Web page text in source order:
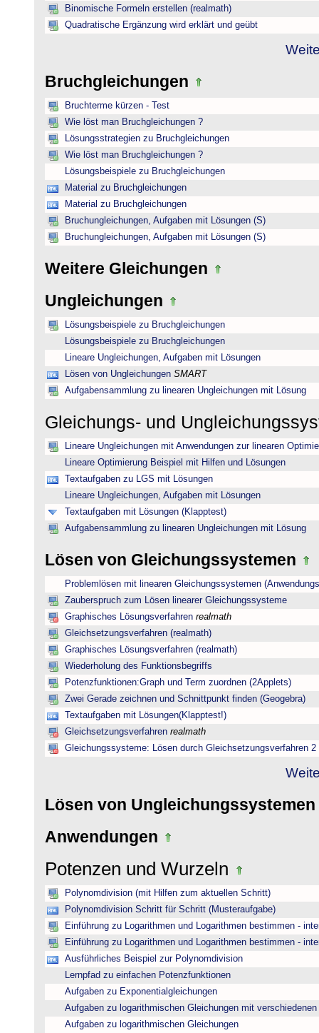
Binomische Formeln erstellen (realmath)
Quadratische Ergänzung wird erklärt und geübt
Bruchgleichungen
Bruchterme kürzen - Test
Wie löst man Bruchgleichungen ?
Lösungsstrategien zu Bruchgleichungen
Wie löst man Bruchgleichungen ?
Lösungsbeispiele zu Bruchgleichungen
Material zu Bruchgleichungen
Material zu Bruchgleichungen
Bruchungleichungen, Aufgaben mit Lösungen (S)
Bruchungleichungen, Aufgaben mit Lösungen (S)
Weitere Gleichungen
Ungleichungen
Lösungsbeispiele zu Bruchgleichungen
Lösungsbeispiele zu Bruchgleichungen
Lineare Ungleichungen, Aufgaben mit Lösungen
Lösen von Ungleichungen SMART
Aufgabensammlung zu linearen Ungleichungen mit Lösung
Gleichungs- und
Lineare Ungleichungen mit Anwendungen zur linearen
Lineare Optimierung Beispiel mit Hilfen und Lösungen
Textaufgaben zu LGS mit Lösungen
Lineare Ungleichungen, Aufgaben mit Lösungen
Textaufgaben mit Lösungen (Klapptest)
Aufgabensammlung zu linearen Ungleichungen mit Lösung
Lösen von Gleichungssystemen
Problemlösen mit linearen Gleichungssystemen
Zauberspruch zum Lösen linearer Gleichungssysteme
Graphisches Lösungsverfahren realmath
Gleichsetzungsverfahren (realmath)
Graphisches Lösungsverfahren (realmath)
Wiederholung des Funktionsbegriffs
Potenzfunktionen:Graph und Term zuordnen (2Applets)
Zwei Gerade zeichnen und Schnittpunkt finden (Geogebra)
Textaufgaben mit Lösungen(Klapptest!)
Gleichsetzungsverfahren realmath
Gleichungssysteme: Lösen durch Gleichsetzungsverfahren 2
Lösen von Ungleichungssystemen
Anwendungen
Potenzen und Wurzeln
Polynomdivision (mit Hilfen zum aktuellen Schritt)
Polynomdivision Schritt für Schritt (Musteraufgabe)
Einführung zu Logarithmen und Logarithmen bestimmen -
Einführung zu Logarithmen und Logarithmen bestimmen -
Ausführliches Beispiel zur Polynomdivision
Lernpfad zu einfachen Potenzfunktionen
Aufgaben zu Exponentialgleichungen
Aufgaben zu logarithmischen Gleichungen mit verschiedenen
Aufgaben zu logarithmischen Gleichungen